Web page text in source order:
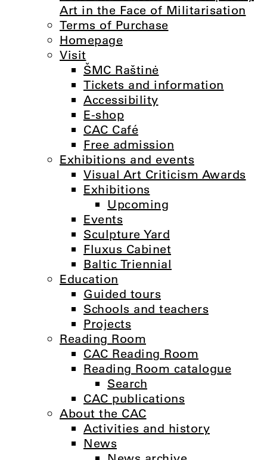
Art in the Face of Militarisation
Terms of Purchase
Homepage
Visit
ŠMC Raštinė
Tickets and information
Accessibility
E-shop
CAC Café
Free admission
Exhibitions and events
Visual Art Criticism Awards
Exhibitions
Upcoming
Events
Sculpture Yard
Fluxus Cabinet
Baltic Triennial
Education
Guided tours
Schools and teachers
Projects
Reading Room
CAC Reading Room
Reading Room catalogue
Search
CAC publications
About the CAC
Activities and history
News